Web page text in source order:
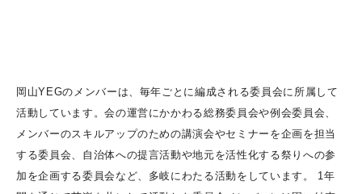
岡山YEGのメンバーは、毎年ごとに編成される委員会に所属して
活動しています。会の運営にかかわる総務委員会や例会委員会、
メンバーのスキルアップのための講演会やセミナーを企画を担当
する委員会、自治体への提言活動や地元を活性化する祭りへの参
加を企画する委員会など、多岐にわたる活動をしています。 1年